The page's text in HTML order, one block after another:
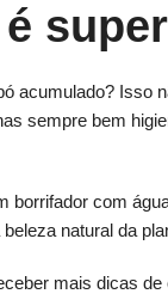
acumulado? Isso
sempre bem
borrifador com
natural da
mais dicas